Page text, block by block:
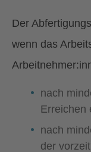
Der
wenn das
nach
Erreichen
nach
der